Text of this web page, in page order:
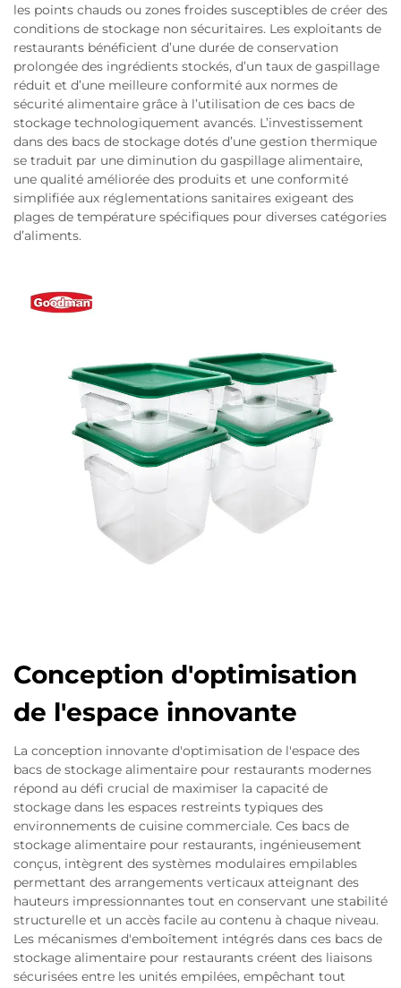
les points chauds ou zones froides susceptibles de créer des
conditions de stockage non sécuritaires. Les exploitants de
restaurants bénéficient d’une durée de conservation
prolongée des ingrédients stockés, d’un taux de gaspillage
réduit et d’une meilleure conformité aux normes de
sécurité alimentaire grâce à l’utilisation de ces bacs de
stockage technologiquement avancés. L’investissement
dans des bacs de stockage dotés d’une gestion thermique
se traduit par une diminution du gaspillage alimentaire,
une qualité améliorée des produits et une conformité
simplifiée aux réglementations sanitaires exigeant des
plages de température spécifiques pour diverses catégories
d’aliments.
Conception d'optimisation
de l'espace innovante
La conception innovante d'optimisation de l'espace des
bacs de stockage alimentaire pour restaurants modernes
répond au défi crucial de maximiser la capacité de
stockage dans les espaces restreints typiques des
environnements de cuisine commerciale. Ces bacs de
stockage alimentaire pour restaurants, ingénieusement
conçus, intègrent des systèmes modulaires empilables
permettant des arrangements verticaux atteignant des
hauteurs impressionnantes tout en conservant une stabilité
structurelle et un accès facile au contenu à chaque niveau.
Les mécanismes d'emboîtement intégrés dans ces bacs de
stockage alimentaire pour restaurants créent des liaisons
sécurisées entre les unités empilées, empêchant tout